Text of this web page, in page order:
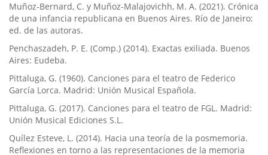
Muñoz-Bernard, C. y Muñoz-Malajovichh, M. A. (2021). Crónica
de una infancia republicana en Buenos Aires. Río de Janeiro:
ed. de las autoras.
Penchaszadeh, P. E. (Comp.) (2014). Exactas exiliada. Buenos
Aires: Eudeba.
Pittaluga, G. (1960). Canciones para el teatro de Federico
García Lorca. Madrid: Unión Musical Española.
Pittaluga, G. (2017). Canciones para el teatro de FGL. Madrid:
Unión Musical Ediciones S.L.
Quílez Esteve, L. (2014). Hacia una teoría de la posmemoria.
Reflexiones en torno a las representaciones de la memoria